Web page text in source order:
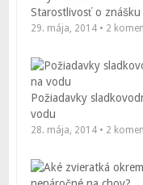
Starostlivosť o
29. mája, 2014 • 2
Požiadavky
vodu
28. mája, 2014 • 2